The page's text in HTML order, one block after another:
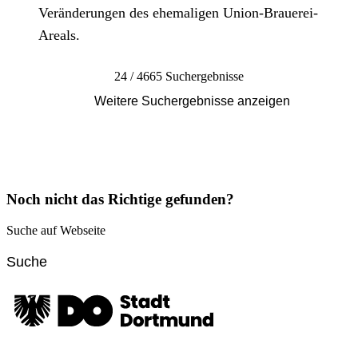
Veränderungen des ehemaligen Union-Brauerei-
Areals.
24 / 4665 Suchergebnisse
Weitere Suchergebnisse anzeigen
Noch nicht das Richtige gefunden?
Suche auf Webseite